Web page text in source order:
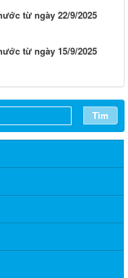
từ ngày 22/9/2025
từ ngày 15/9/2025
Tìm